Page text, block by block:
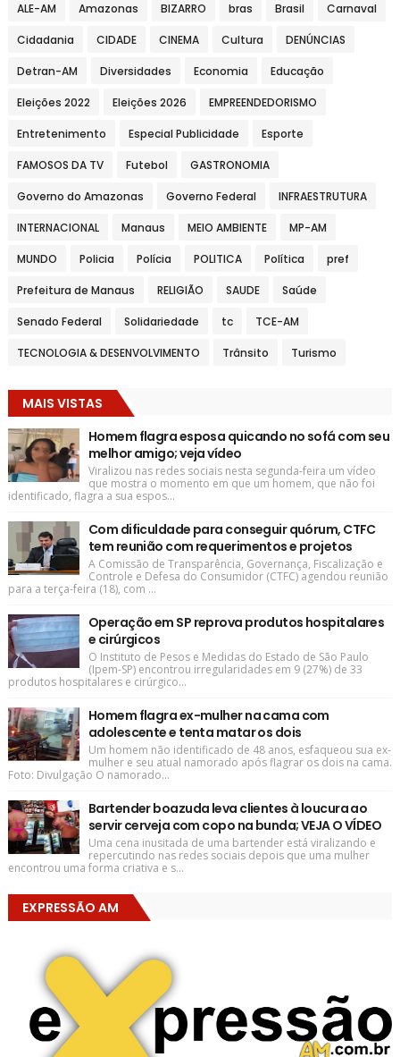
ALE-AM Amazonas BIZARRO bras Brasil Carnaval
Cidadania CIDADE CINEMA Cultura DENÚNCIAS
Detran-AM Diversidades Economia Educação
Eleições 2022 Eleições 2026 EMPREENDEDORISMO
Entretenimento Especial Publicidade Esporte
FAMOSOS DA TV Futebol GASTRONOMIA
Governo do Amazonas Governo Federal INFRAESTRUTURA
INTERNACIONAL Manaus MEIO AMBIENTE MP-AM
MUNDO Policia Polícia POLITICA Política pref
Prefeitura de Manaus RELIGIÃO SAUDE Saúde
Senado Federal Solidariedade tc TCE-AM
TECNOLOGIA & DESENVOLVIMENTO Trânsito Turismo
MAIS VISTAS
Homem flagra esposa quicando no sofá com seu
melhor amigo; veja vídeo
Viralizou nas redes sociais nesta segunda-feira um vídeo
que mostra o momento em que um homem, que não foi
identificado, flagra a sua espos...
Com dificuldade para conseguir quórum, CTFC
tem reunião com requerimentos e projetos
A Comissão de Transparência, Governança, Fiscalização e
Controle e Defesa do Consumidor (CTFC) agendou reunião
para a terça-feira (18), com ...
Operação em SP reprova produtos hospitalares
e cirúrgicos
O Instituto de Pesos e Medidas do Estado de São Paulo
(Ipem-SP) encontrou irregularidades em 9 (27%) de 33
produtos hospitalares e cirúrgico...
Homem flagra ex-mulher na cama com
adolescente e tenta matar os dois
Um homem não identificado de 48 anos, esfaqueou sua ex-
mulher e seu atual namorado após flagrar os dois na cama.
Foto: Divulgação O namorado...
Bartender boazuda leva clientes à loucura ao
servir cerveja com copo na bunda; VEJA O VÍDEO
Uma cena inusitada de uma bartender está viralizando e
repercutindo nas redes sociais depois que uma mulher
encontrou uma forma criativa e s...
EXPRESSÃO AM